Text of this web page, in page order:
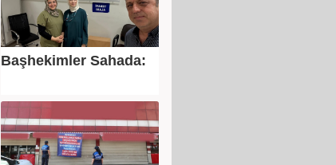
Başhekimler Sahada: